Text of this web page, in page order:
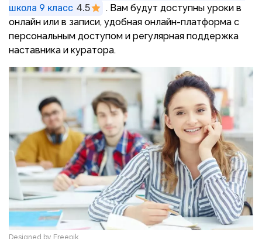
школа 9 класс 4.5
. Вам будут доступны уроки в
онлайн или в записи, удобная онлайн-платформа с
персональным доступом и регулярная поддержка
наставника и куратора.
Designed by Freepik